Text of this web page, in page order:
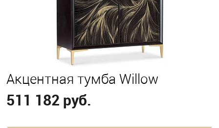
Акцентная тумба Willow
511 182 руб.